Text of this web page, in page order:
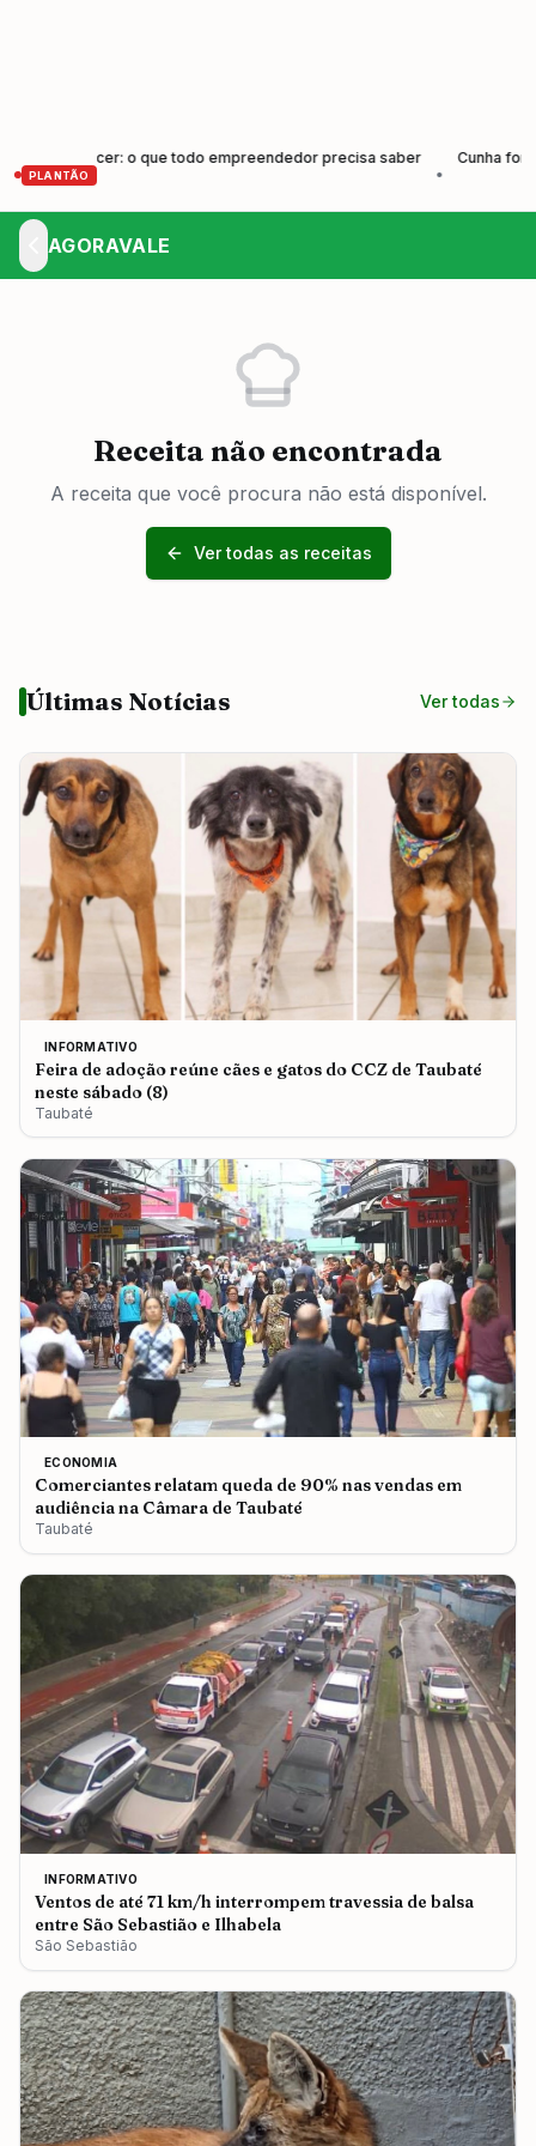
PLANTÃO
Crescer: o que todo empreendedor precisa saber
Cunha forma
AGORAVALE
Receita não encontrada
A receita que você procura não está disponível.
Ver todas as receitas
Últimas Notícias Ver todas
INFORMATIVO
Feira de adoção reúne cães e gatos do CCZ de Taubaté
neste sábado (8)
Taubaté
ECONOMIA
Comerciantes relatam queda de 90% nas vendas em
audiência na Câmara de Taubaté
Taubaté
INFORMATIVO
Ventos de até 71 km/h interrompem travessia de balsa
entre São Sebastião e Ilhabela
São Sebastião